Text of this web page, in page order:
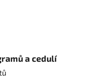
a cedulí